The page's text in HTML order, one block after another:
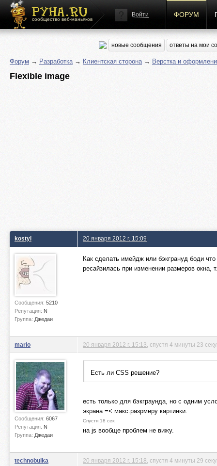
сообщество веб-маньяков
Войти ФОРУМ
новые сообщения ответы на мои
Форум → Разработка→ Клиентская сторона→ Верстка и
Flexible image
kostyl
Сообщения: 5210
Репутация: N
Группа: Джедаи
20 января 2012 г. 15:09
Как сделать имейдж или бэкгрануд боди
ресайзилась при изменении размеров
mario
Сообщения: 6067
Репутация: N
Группа: Джедаи
20 января 2012 г. 15:13 , спустя 4 минуты 23
Есть ли CSS решение?
есть только для бэкграунда, но с одним
экрана =< макс.разрмеру картинки.
Спустя 18 сек.
на js вообще проблем не вижу.
technobulka 20 января 2012 г. 15:18 , спустя 4 минуты 29